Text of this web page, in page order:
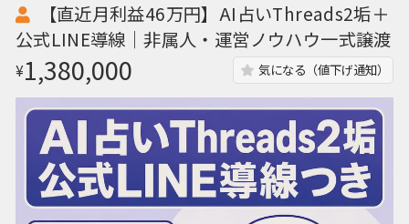
【直近月利益46万円】AI占いThreads2垢＋
公式LINE導線｜非属人・運営ノウハウ一式譲渡
¥1,380,000 気になる（値下げ通知）